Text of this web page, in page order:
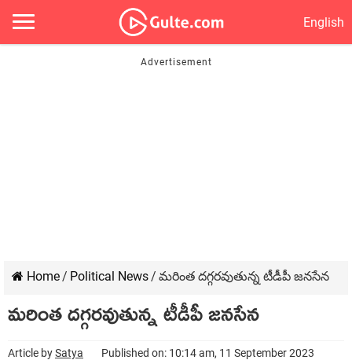
English
Home/ Political News/ మరింత దగ్గరవుతున్న టీడీపీ జనసేన
మరింత దగ్గరవుతున్న టీడీపీ జనసేన
Article bySatya Published on: 10:14 am, 11 September 2023